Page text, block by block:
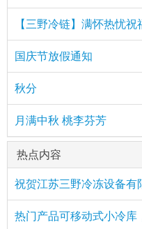
【三野冷链】满怀热忧
国庆节放假通知
秋分
月满中秋 桃李芬芳
热点内容
祝贺江苏三野冷冻设备有
热门产品可移动式小冷库